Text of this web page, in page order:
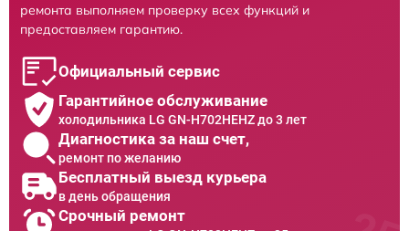
ремонта выполняем проверку всех функций и
предоставляем гарантию.
Официальный сервис
Гарантийное обслуживание
холодильника LG GN-H702HEHZ до 3 лет
Диагностика за наш счет,
ремонт по желанию
Бесплатный выезд курьера
в день обращения
Срочный ремонт